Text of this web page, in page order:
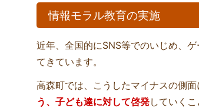
情報モラル教育の実施
近年、全国的にSNS等でのいじめ、
てきています。
高森町では、こうしたマイナスの側面
う、子ども達に対して啓発していく